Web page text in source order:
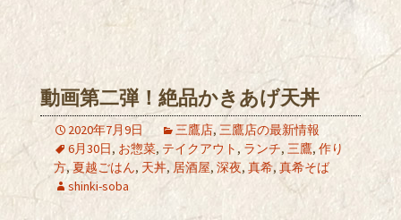
動画第二弾！絶品かきあげ天丼
2020年7月9日 三鷹店, 三鷹店の最新情報
6月30日, お惣菜, テイクアウト , ランチ, 三鷹, 作り
方,夏越ごはん, 天丼,居酒屋, 深夜, 真希, 真希そば
shinki-soba